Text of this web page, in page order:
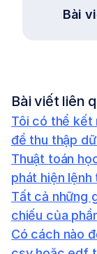
Bài
Bài viết liên
Tôi có thể kết
để thu thập
Thuật toán
phát hiện lệnh
Tất cả những
chiếu của
Có cách nào